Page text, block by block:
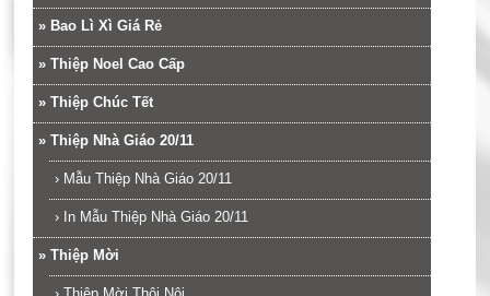
» Bao Lì Xì Giá Rẻ
» Thiệp Noel Cao Cấp
» Thiệp Chúc Tết
» Thiệp Nhà Giáo 20/11
› Mẫu Thiệp Nhà Giáo 20/11
› In Mẫu Thiệp Nhà Giáo 20/11
» Thiệp Mời